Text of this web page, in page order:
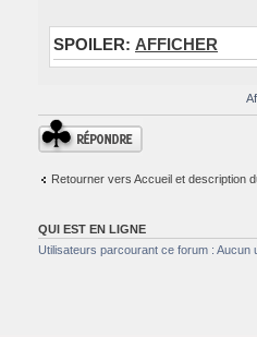
SPOILER: AFFICHER
Répondre
Retourner vers Accueil et description
QUI EST EN LIGNE
Utilisateurs parcourant ce forum : Aucun